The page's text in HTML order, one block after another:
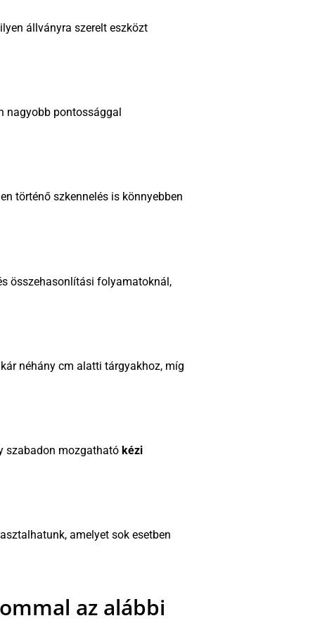
állványra szerelt eszközt
nagyobb pontossággal
történő szkennelés is könnyebben
összehasonlítási folyamatoknál,
néhány cm alatti tárgyakhoz, míg
szabadon mozgatható kézi
amelyet sok esetben
az alábbi